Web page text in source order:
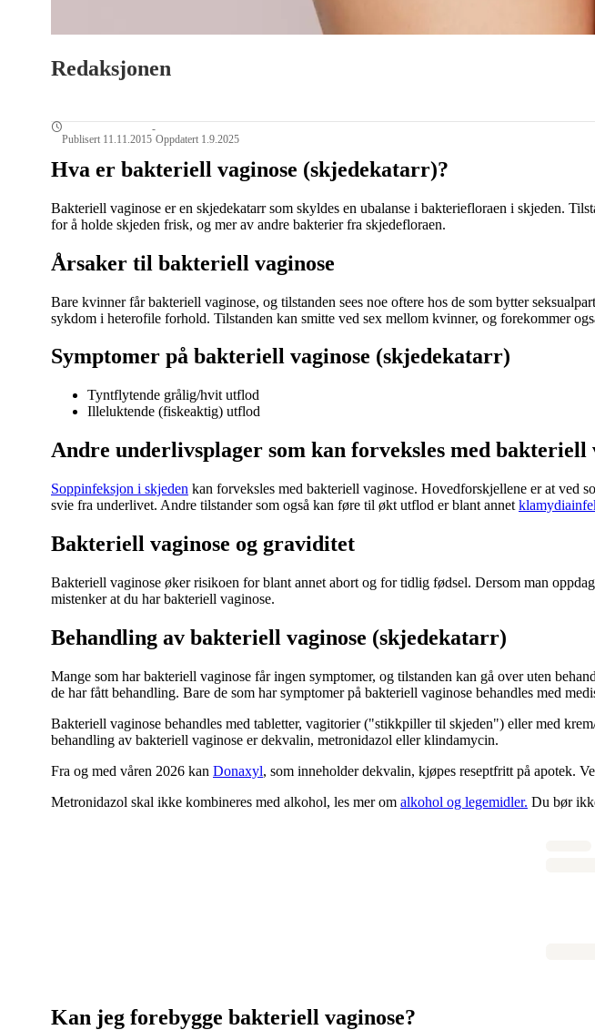
Redaksjonen
Publisert 11.11.2015
-
Oppdatert 1.9.2025
Hva er bakteriell vaginose (skjedekatarr)?
Bakteriell vaginose er en skjedekatarr som skyldes en ubalanse i bakteriefloraen i skjeden.
for å holde skjeden frisk, og mer av andre bakterier fra skjedefloraen.
Årsaker til bakteriell vaginose
Bare kvinner får bakteriell vaginose, og tilstanden sees noe oftere hos de som bytter
sykdom i heterofile forhold. Tilstanden kan smitte ved sex mellom kvinner, og forekommer
Symptomer på bakteriell vaginose (skjedekatarr)
Tyntflytende grålig/hvit utflod
Illeluktende (fiskeaktig) utflod
Andre underlivsplager som kan forveksles med bakteriell
Soppinfeksjon i skjeden kan forveksles med bakteriell vaginose. Hovedforskjellene er at ved
svie fra underlivet. Andre tilstander som også kan føre til økt utflod er blant annet
Bakteriell vaginose og graviditet
Bakteriell vaginose øker risikoen for blant annet abort og for tidlig fødsel. Dersom man
mistenker at du har bakteriell vaginose.
Behandling av bakteriell vaginose (skjedekatarr)
Mange som har bakteriell vaginose får ingen symptomer, og tilstanden kan gå over uten
de har fått behandling. Bare de som har symptomer på bakteriell vaginose behandles med
Bakteriell vaginose behandles med tabletter, vagitorier ("stikkpiller til skjeden") eller med
behandling av bakteriell vaginose er dekvalin, metronidazol eller klindamycin.
Fra og med våren 2026 kan Donaxyl, som inneholder dekvalin, kjøpes reseptfritt på apotek.
Metronidazol skal ikke kombineres med alkohol, les mer om alkohol og legemidler. Du bør
Kan jeg forebygge bakteriell vaginose?